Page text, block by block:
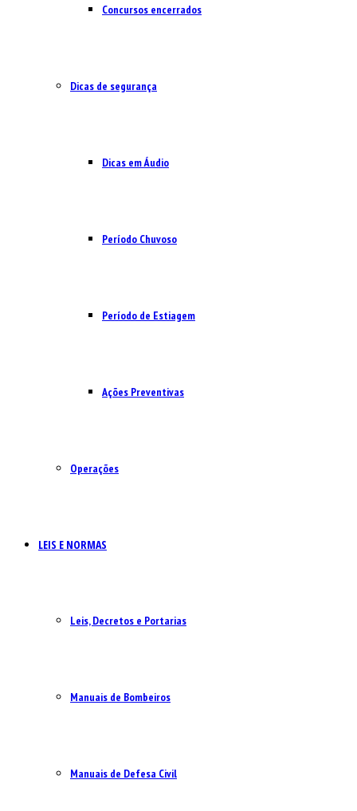
Concursos encerrados
Dicas de segurança
Dicas em Áudio
Período Chuvoso
Período de Estiagem
Ações Preventivas
Operações
LEIS E NORMAS
Leis, Decretos e Portarias
Manuais de Bombeiros
Manuais de Defesa Civil